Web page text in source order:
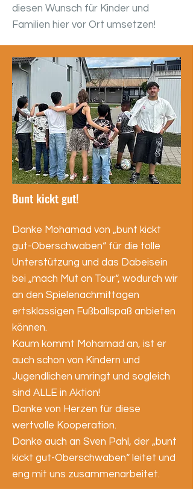
diesen Wunsch für Kinder und
Familien hier vor Ort umsetzen!
Bunt kickt gut!
​Danke Mohamad von „bunt kickt
gut-Oberschwaben“ für die tolle
Unterstützung und das Dabeisein
bei „mach Mut on Tour“, wodurch wir
an den Spielenachmittagen
ertsklassigen Fußballspaß anbieten
können.
Kaum kommt Mohamad an, ist er
auch schon von Kindern und
Jugendlichen umringt und sogleich
sind ALLE in Aktion!
Danke von Herzen für diese
wertvolle Kooperation.
Danke auch an Sven Pahl, der „bunt
kickt gut-Oberschwaben“ leitet und
eng mit uns zusammenarbeitet.